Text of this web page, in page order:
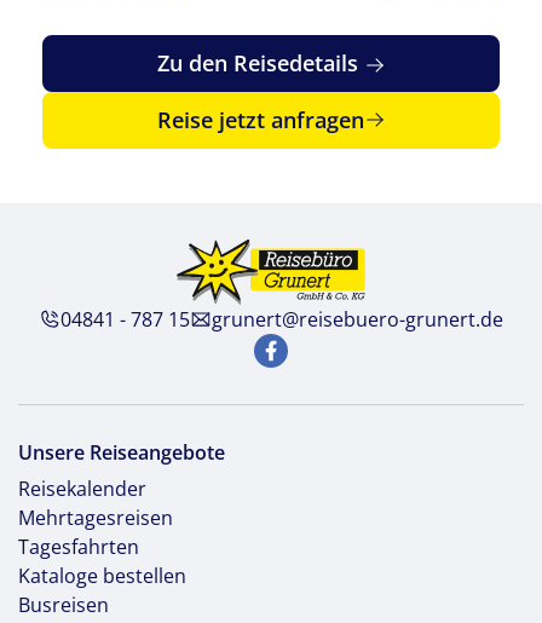
Zu den Reisedetails
Reise jetzt anfragen
04841 - 787 15 grunert@reisebuero-grunert.de
Unsere Reiseangebote
Reisekalender
Mehrtagesreisen
Tagesfahrten
Kataloge bestellen
Busreisen